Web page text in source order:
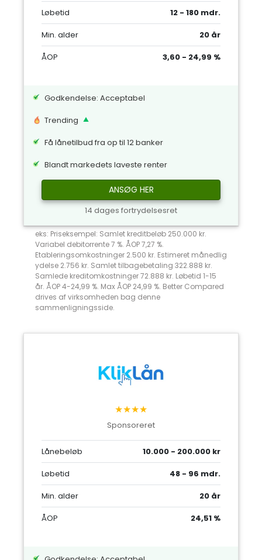
Løbetid
12 - 180 mdr.
Min. alder
20 år
ÅOP
3,60 - 24,99 %
Godkendelse: Acceptabel
Trending
Få lånetilbud fra op til 12 banker
Blandt markedets laveste renter
ANSØG HER
14 dages fortrydelsesret
eks: Priseksempel: Samlet kreditbeløb 250.000 kr.
Variabel debitorrente 7 %. ÅOP 7,27 %.
Etableringsomkostninger 2.500 kr. Estimeret månedlig
ydelse 2.756 kr. Samlet tilbagebetaling 322.888 kr.
Samlede kreditomkostninger 72.888 kr. Løbetid 1-15
år. ÅOP 4-24,99 %. Max ÅOP 24,99 %. Better Compared
drives af virksomheden bag denne
sammenligningsside.
★★★★
Sponsoreret
Lånebeløb
10.000 - 200.000 kr
Løbetid
48 - 96 mdr.
Min. alder
20 år
ÅOP
24,51 %